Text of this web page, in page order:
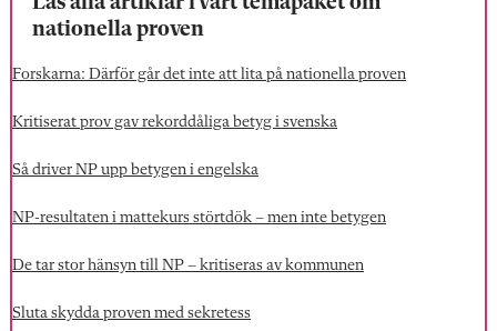
nationella proven
Forskarna: Därför går det inte att lita på nationella proven
Kritiserat prov gav rekorddåliga betyg i svenska
Så driver NP upp betygen i engelska
NP-resultaten i mattekurs störtdök – men inte betygen
De tar stor hänsyn till NP – kritiseras av kommunen
Sluta skydda proven med sekretess